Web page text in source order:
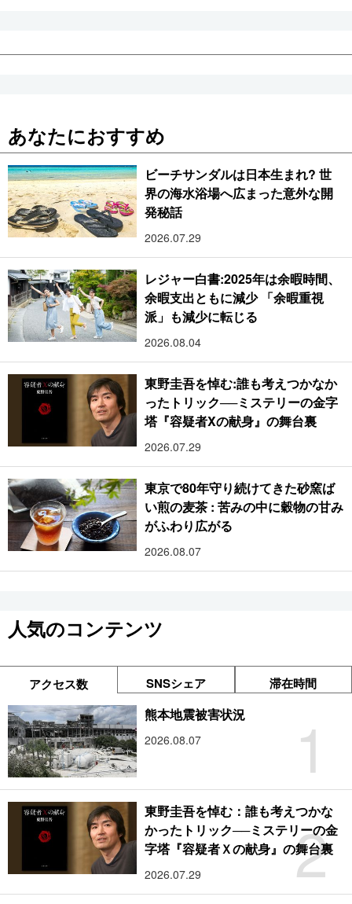
あなたにおすすめ
ビーチサンダルは日本生まれ? 世
界の海水浴場へ広まった意外な開
発秘話
2026.07.29
レジャー白書:2025年は余暇時間、
余暇支出ともに減少 「余暇重視
派」も減少に転じる
2026.08.04
東野圭吾を悼む:誰も考えつかなか
ったトリック──ミステリーの金字
塔『容疑者Xの献身』の舞台裏
2026.07.29
東京で80年守り続けてきた砂窯ば
い煎の麦茶 : 苦みの中に穀物の甘み
がふわり広がる
2026.08.07
人気のコンテンツ
アクセス数 SNSシェア 滞在時間
1
熊本地震被害状況
2026.08.07
2
東野圭吾を悼む：誰も考えつかな
かったトリック──ミステリーの金
字塔『容疑者Ｘの献身』の舞台裏
2026.07.29